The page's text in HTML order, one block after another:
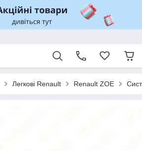
Легкові Renault Renault ZOE